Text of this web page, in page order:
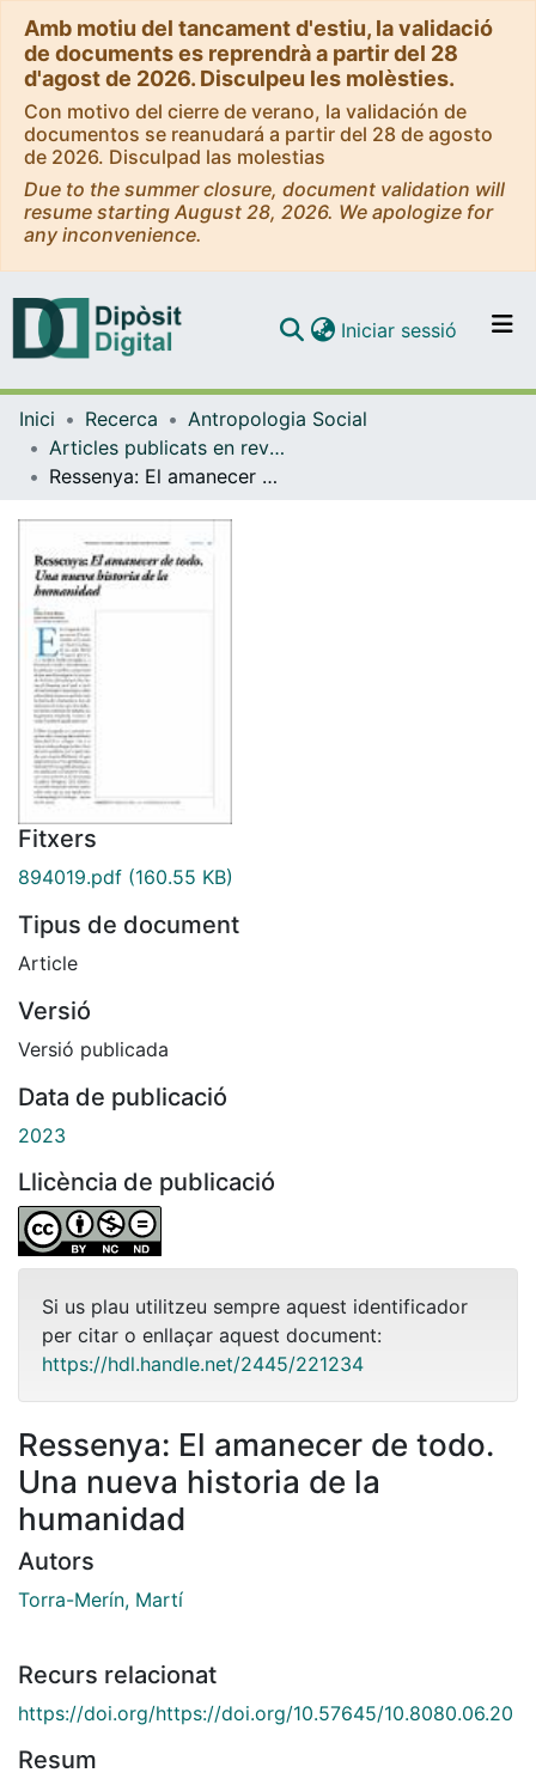
Amb motiu del tancament d'estiu, la validació
de documents es reprendrà a partir del 28
d'agost de 2026. Disculpeu les molèsties.
Con motivo del cierre de verano, la validación de
documentos se reanudará a partir del 28 de agosto
de 2026. Disculpad las molestias
Due to the summer closure, document validation will
resume starting August 28, 2026. We apologize for
any inconvenience.
Navega per tot el DD
Iniciar sessió (current)
Inici Recerca
Antropologia Social
Articles publicats en revistes (Antropologia Social)
Ressenya: El amanecer de todo. Una nueva historia de la humanidad
Fitxers
894019.pdf (160.55 KB)
Tipus de document
Article
Versió
Versió publicada
Data de publicació
2023
Llicència de publicació
Si us plau utilitzeu sempre aquest identificador
per citar o enllaçar aquest document:
https://hdl.handle.net/2445/221234
Ressenya: El amanecer de todo.
Una nueva historia de la
humanidad
Autors
Torra-Merín, Martí
Recurs relacionat
https://doi.org/https://doi.org/10.57645/10.8080.06.20
Resum